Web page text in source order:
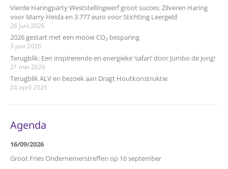
Vierde Haringparty Weststellingwerf groot succes: Zilveren Haring
voor Marry Heida en 3.777 euro voor Stichting Leergeld
26 juni 2026
2026 gestart met een mooie CO₂ besparing
3 juni 2026
Terugblik: Een inspirerende en energieke ‘safari’ door Jumbo de Jong!
21 mei 2026
Terugblik ALV en bezoek aan Dragt Houtkonstruktie
24 april 2026
Agenda
16/09/2026
Groot Fries Ondernemerstreffen op 16 september